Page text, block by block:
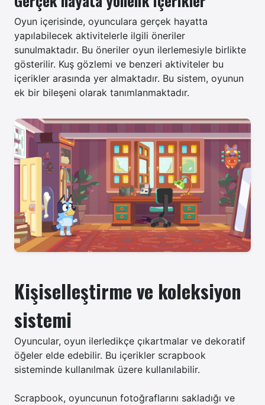
Oyun içerisinde, oyunculara gerçek hayatta
yapılabilecek aktivitelerle ilgili öneriler
sunulmaktadır. Bu öneriler oyun ilerlemesiyle birlikte
gösterilir. Kuş gözlemi ve benzeri aktiviteler bu
içerikler arasında yer almaktadır. Bu sistem, oyunun
ek bir bileşeni olarak tanımlanmaktadır.
Kişiselleştirme ve koleksiyon
sistemi
Oyuncular, oyun ilerledikçe çıkartmalar ve dekoratif
öğeler elde edebilir. Bu içerikler scrapbook
sisteminde kullanılmak üzere kullanılabilir.
Scrapbook, oyuncunun fotoğraflarını sakladığı ve